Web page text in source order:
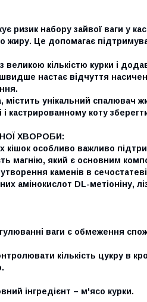
набору зайвої ваги у
жиру. Це допомагає
кількістю курки і
настає відчуття
містить унікальний спалювач
кастрированному коту
ХВОРОБИ:
кішок особливо важливо
магнію, який є основним
каменів в
амінокислот DL-метіоніну,
ваги є обмеження
кількість цукру в
інгредієнт – м'ясо курки.